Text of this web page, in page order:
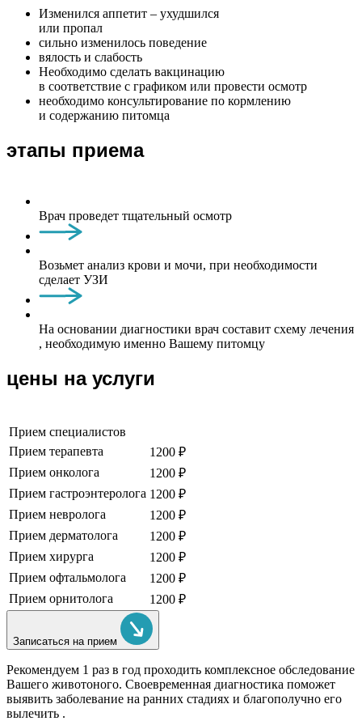
Изменился аппетит – ухудшился
или пропал
сильно изменилось поведение
вялость и слабость
Необходимо сделать вакцинацию
в соответствие с графиком или провести осмотр
необходимо консультирование по кормлению
и содержанию питомца
этапы приема
Врач проведет тщательный осмотр
Возьмет анализ крови и мочи, при необходимости
сделает УЗИ
На основании диагностики врач составит схему лечения
, необходимую именно Вашему питомцу
цены на услуги
Прием специалистов
Прием терапевта
1200 ₽
Прием онколога
1200 ₽
Прием гастроэнтеролога 1200 ₽
Прием невролога
1200 ₽
Прием дерматолога
1200 ₽
Прием хирурга
1200 ₽
Прием офтальмолога
1200 ₽
Прием орнитолога
1200 ₽
Записаться на прием
Рекомендуем 1 раз в год проходить комплексное обследование
Вашего животоного. Своевременная диагностика поможет
выявить заболевание на ранних стадиях и благополучно его
вылечить .